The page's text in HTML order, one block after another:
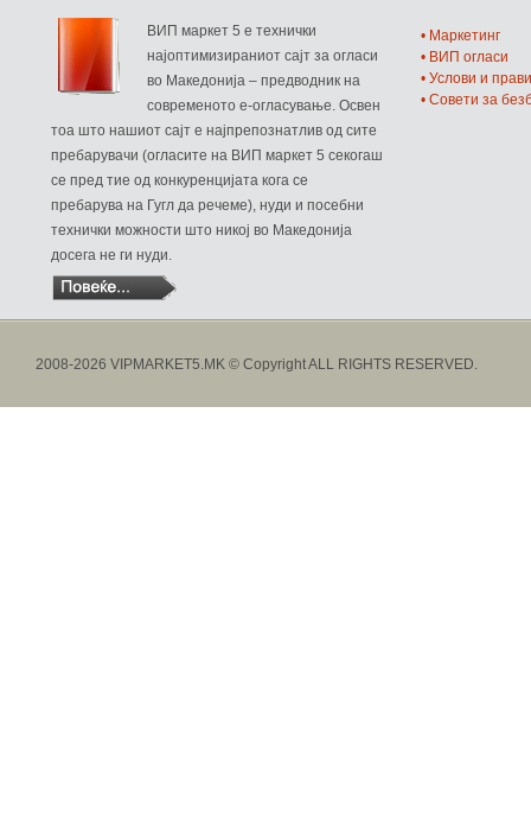
ВИП маркет 5 е технички
најоптимизираниот сајт за огласи
во Македонија – предводник на
современото е-огласување. Освен
тоа што нашиот сајт е најпрепознатлив од сите
пребарувачи (огласите на ВИП маркет 5 секогаш
се пред тие од конкуренцијата кога се
пребарува на Гугл да речеме), нуди и посебни
технички можности што никој во Македонија
досега не ги нуди.
• Маркетинг
• ВИП огласи
• Услови и
• Совети за
2008-2026 VIPMARKET5.MK © Copyright ALL RIGHTS RESERVED.